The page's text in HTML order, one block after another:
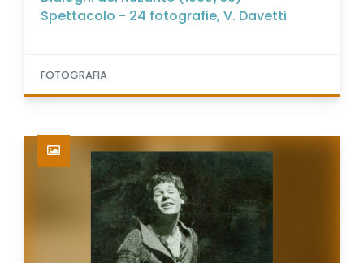
Spettacolo - 24 fotografie, V. Davetti
FOTOGRAFIA